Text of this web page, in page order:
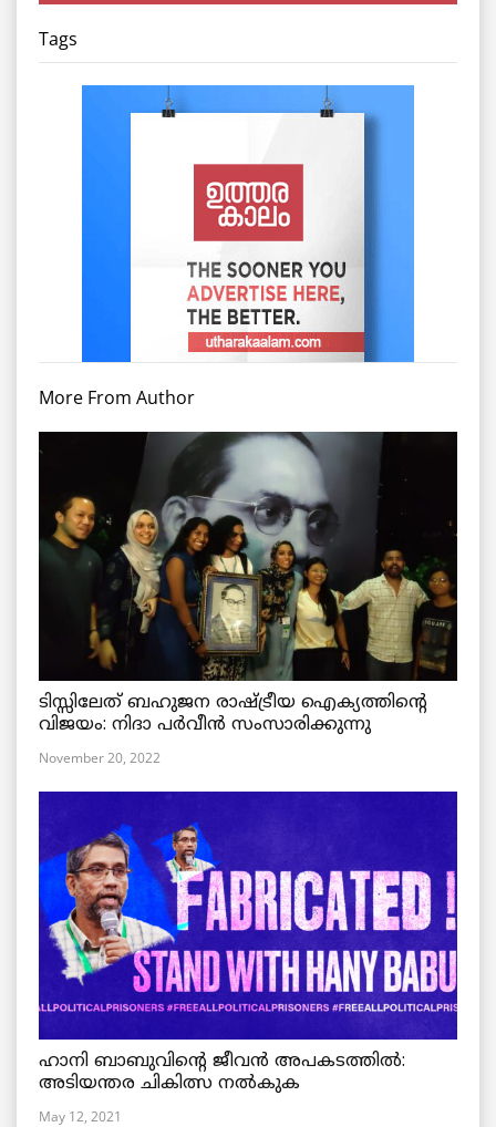
Tags
More From Author
ടിസ്സിലേത് ബഹുജന രാഷ്ട്രീയ ഐക്യത്തിന്റെ
വിജയം: നിദാ പർവീൻ സംസാരിക്കുന്നു
November 20, 2022
ഹാനി ബാബുവിന്റെ ജീവൻ അപകടത്തിൽ:
അടിയന്തര ചികിത്സ നൽകുക
May 12, 2021